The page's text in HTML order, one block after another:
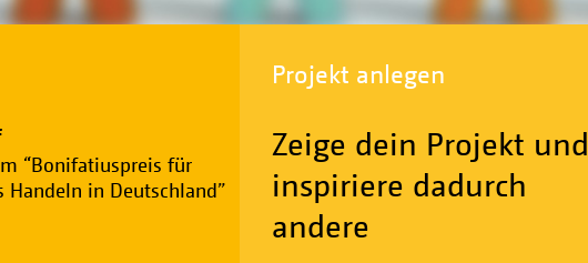
“Bonifatiuspreis für
Handeln in Deutschland”
Projekt anlegen
Zeige dein Projekt und
inspiriere dadurch
andere